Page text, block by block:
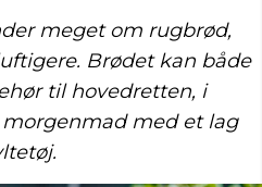
meget om rugbrød,
Brødet kan både
til hovedretten, i
med et lag